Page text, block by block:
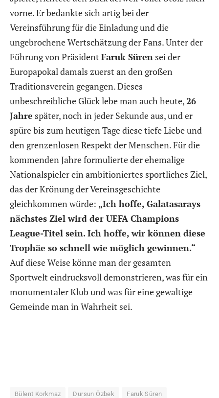
vorne. Er bedankte sich artig bei der
Vereinsführung für die Einladung und die
ungebrochene Wertschätzung der Fans. Unter der
Führung von Präsident Faruk Süren sei der
Europapokal damals zuerst an den großen
Traditionsverein gegangen. Dieses
unbeschreibliche Glück lebe man auch heute,26
Jahre später, noch in jeder Sekunde aus, und er
spüre bis zum heutigen Tage diese tiefe Liebe und
den grenzenlosen Respekt der Menschen. Für die
kommenden Jahre formulierte der ehemalige
Nationalspieler ein ambitioniertes sportliches Ziel,
das der Krönung der Vereinsgeschichte
gleichkommen würde: „Ich hoffe, Galatasarays
nächstes Ziel wird der UEFA Champions
League-Titel sein. Ich hoffe, wir können diese
Trophäe so schnell wie möglich gewinnen.“
Auf diese Weise könne man der gesamten
Sportwelt eindrucksvoll demonstrieren, was für ein
monumentaler Klub und was für eine gewaltige
Gemeinde man in Wahrheit sei.
Bülent Korkmaz Dursun Özbek Faruk Süren